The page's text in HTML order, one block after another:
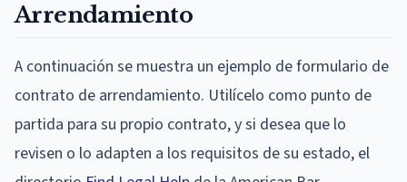
Arrendamiento
A continuación se muestra un ejemplo de formulario de
contrato de arrendamiento. Utilícelo como punto de
partida para su propio contrato, y si desea que lo
revisen o lo adapten a los requisitos de su estado, el